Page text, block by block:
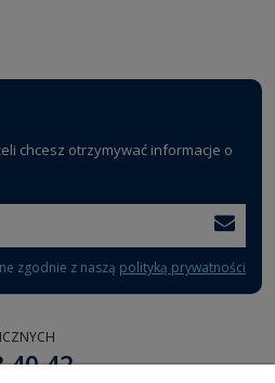
chcesz otrzymywać informacje o
zgodnie z naszą polityką prywatności
40 42